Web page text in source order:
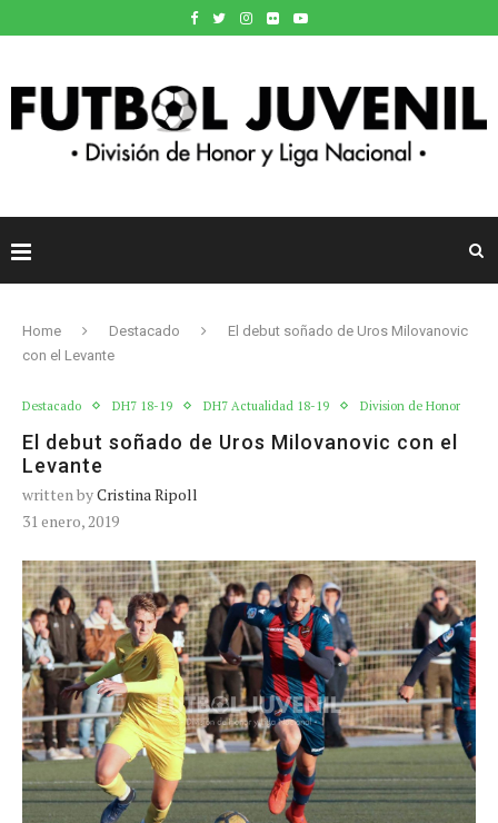
Home Destacado
El debut soñado de Uros Milovanovic
con el Levante
Destacado DH7 18-19 DH7 Actualidad 18-19 Division de Honor
El debut soñado de Uros Milovanovic con el
Levante
written byCristina Ripoll
31 enero, 2019